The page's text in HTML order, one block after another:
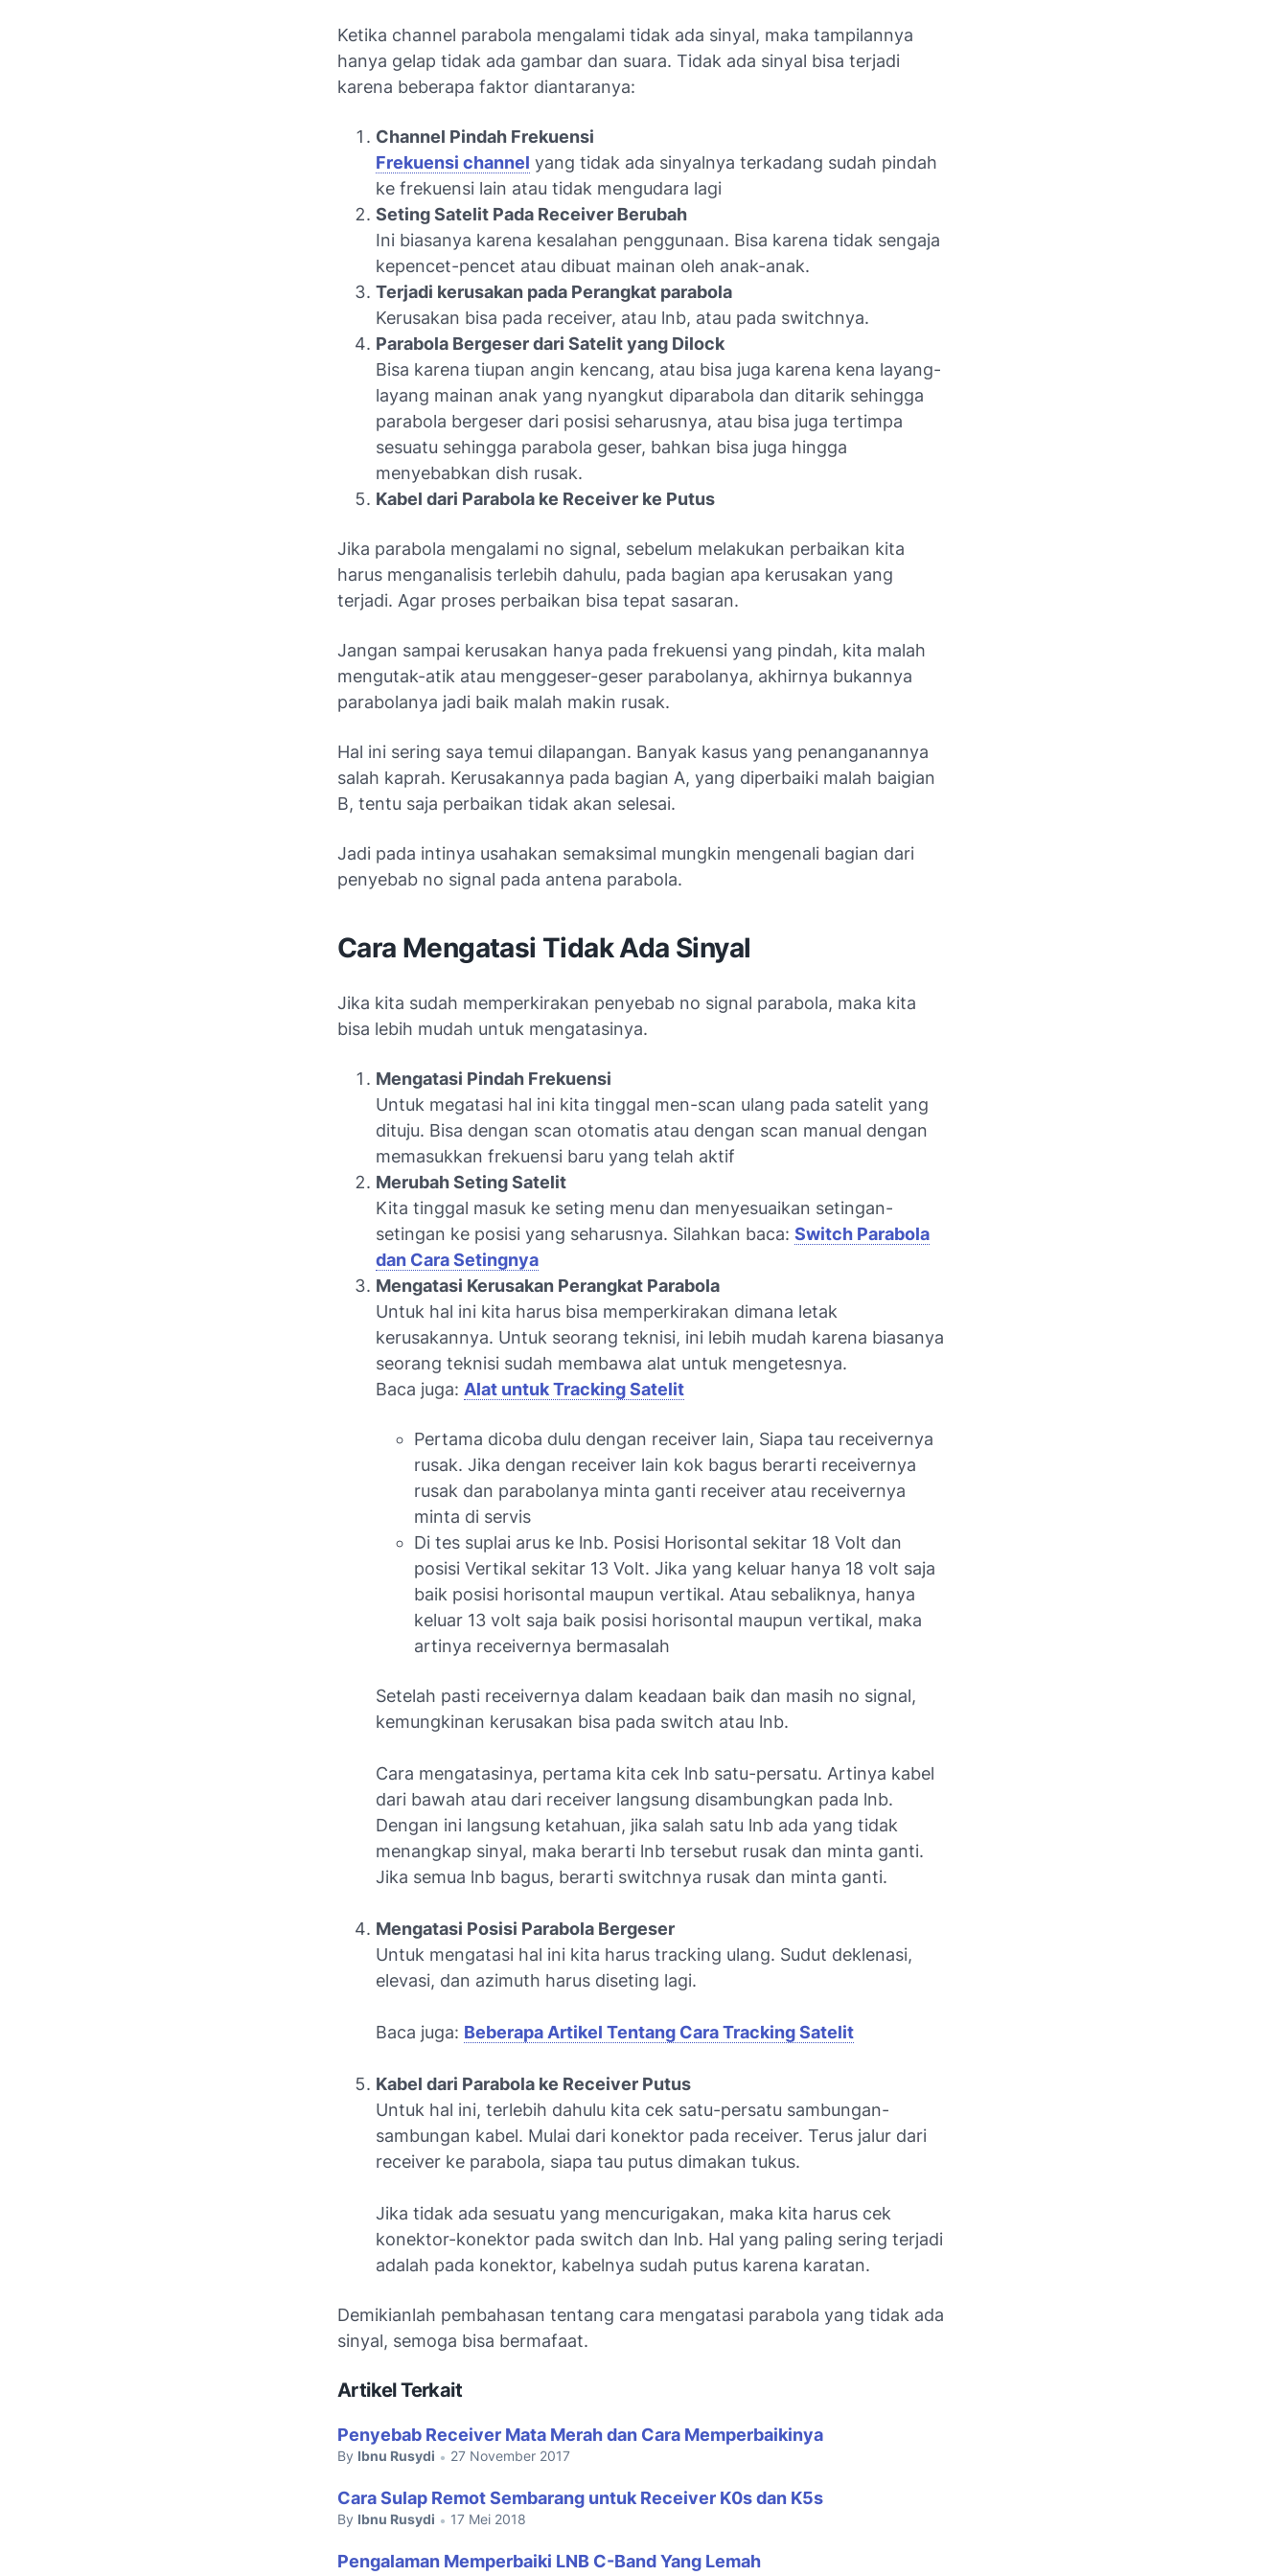
Ketika channel parabola mengalami tidak ada sinyal, maka tampilannya
hanya gelap tidak ada gambar dan suara. Tidak ada sinyal bisa terjadi
karena beberapa faktor diantaranya:
Channel Pindah Frekuensi
Frekuensi channel yang tidak ada sinyalnya terkadang sudah pindah
ke frekuensi lain atau tidak mengudara lagi
Seting Satelit Pada Receiver Berubah
Ini biasanya karena kesalahan penggunaan. Bisa karena tidak sengaja
kepencet-pencet atau dibuat mainan oleh anak-anak.
Terjadi kerusakan pada Perangkat parabola
Kerusakan bisa pada receiver, atau lnb, atau pada switchnya.
Parabola Bergeser dari Satelit yang Dilock
Bisa karena tiupan angin kencang, atau bisa juga karena kena layang-
layang mainan anak yang nyangkut diparabola dan ditarik sehingga
parabola bergeser dari posisi seharusnya, atau bisa juga tertimpa
sesuatu sehingga parabola geser, bahkan bisa juga hingga
menyebabkan dish rusak.
Kabel dari Parabola ke Receiver ke Putus
Jika parabola mengalami no signal, sebelum melakukan perbaikan kita
harus menganalisis terlebih dahulu, pada bagian apa kerusakan yang
terjadi. Agar proses perbaikan bisa tepat sasaran.
Jangan sampai kerusakan hanya pada frekuensi yang pindah, kita malah
mengutak-atik atau menggeser-geser parabolanya, akhirnya bukannya
parabolanya jadi baik malah makin rusak.
Hal ini sering saya temui dilapangan. Banyak kasus yang penanganannya
salah kaprah. Kerusakannya pada bagian A, yang diperbaiki malah baigian
B, tentu saja perbaikan tidak akan selesai.
Jadi pada intinya usahakan semaksimal mungkin mengenali bagian dari
penyebab no signal pada antena parabola.
Cara Mengatasi Tidak Ada Sinyal
Jika kita sudah memperkirakan penyebab no signal parabola, maka kita
bisa lebih mudah untuk mengatasinya.
Mengatasi Pindah Frekuensi
Untuk megatasi hal ini kita tinggal men-scan ulang pada satelit yang
dituju. Bisa dengan scan otomatis atau dengan scan manual dengan
memasukkan frekuensi baru yang telah aktif
Merubah Seting Satelit
Kita tinggal masuk ke seting menu dan menyesuaikan setingan-
setingan ke posisi yang seharusnya. Silahkan baca: Switch Parabola
dan Cara Setingnya
Mengatasi Kerusakan Perangkat Parabola
Untuk hal ini kita harus bisa memperkirakan dimana letak
kerusakannya. Untuk seorang teknisi, ini lebih mudah karena biasanya
seorang teknisi sudah membawa alat untuk mengetesnya.
Baca juga: Alat untuk Tracking Satelit
Pertama dicoba dulu dengan receiver lain, Siapa tau receivernya
rusak. Jika dengan receiver lain kok bagus berarti receivernya
rusak dan parabolanya minta ganti receiver atau receivernya
minta di servis
Di tes suplai arus ke lnb. Posisi Horisontal sekitar 18 Volt dan
posisi Vertikal sekitar 13 Volt. Jika yang keluar hanya 18 volt saja
baik posisi horisontal maupun vertikal. Atau sebaliknya, hanya
keluar 13 volt saja baik posisi horisontal maupun vertikal, maka
artinya receivernya bermasalah
Setelah pasti receivernya dalam keadaan baik dan masih no signal,
kemungkinan kerusakan bisa pada switch atau lnb.
Cara mengatasinya, pertama kita cek lnb satu-persatu. Artinya kabel
dari bawah atau dari receiver langsung disambungkan pada lnb.
Dengan ini langsung ketahuan, jika salah satu lnb ada yang tidak
menangkap sinyal, maka berarti lnb tersebut rusak dan minta ganti.
Jika semua lnb bagus, berarti switchnya rusak dan minta ganti.
Mengatasi Posisi Parabola Bergeser
Untuk mengatasi hal ini kita harus tracking ulang. Sudut deklenasi,
elevasi, dan azimuth harus diseting lagi.
Baca juga: Beberapa Artikel Tentang Cara Tracking Satelit
Kabel dari Parabola ke Receiver Putus
Untuk hal ini, terlebih dahulu kita cek satu-persatu sambungan-
sambungan kabel. Mulai dari konektor pada receiver. Terus jalur dari
receiver ke parabola, siapa tau putus dimakan tukus.
Jika tidak ada sesuatu yang mencurigakan, maka kita harus cek
konektor-konektor pada switch dan lnb. Hal yang paling sering terjadi
adalah pada konektor, kabelnya sudah putus karena karatan.
Demikianlah pembahasan tentang cara mengatasi parabola yang tidak ada
sinyal, semoga bisa bermafaat.
Artikel Terkait
Penyebab Receiver Mata Merah dan Cara Memperbaikinya
By Ibnu Rusydi • 27 November 2017
Cara Sulap Remot Sembarang untuk Receiver K0s dan K5s
By Ibnu Rusydi • 17 Mei 2018
Pengalaman Memperbaiki LNB C-Band Yang Lemah